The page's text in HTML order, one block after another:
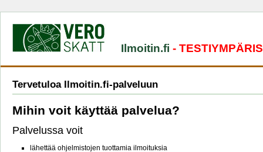
Ilmoitin.fi -
Tervetuloa Ilmoitin.fi-palveluun
Mihin voit käyttää palvelua?
Palvelussa voit
lähettää ohjelmistojen tuottamia ilmoituksia